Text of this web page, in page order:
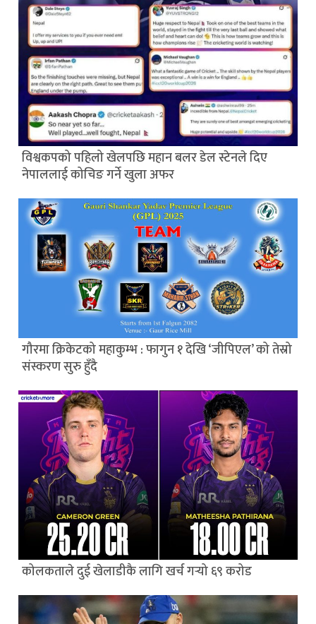
विश्वकपको पहिलो खेलपछि महान बलर डेल स्टेनले दिए
नेपाललाई कोचिङ गर्ने खुला अफर
गौरमा क्रिकेटको महाकुम्भ : फागुन १ देखि ‘जीपिएल’ को तेस्रो
संस्करण सुरु हुँदै
कोलकताले दुई खेलाडीकै लागि खर्च गर्‍यो ६९ करोड